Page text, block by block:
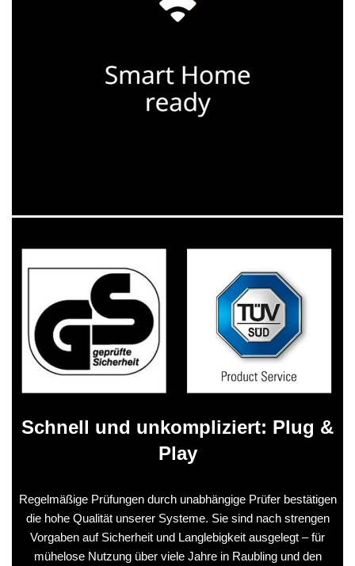
Schnell und unkompliziert: Plug &
Play
Regelmäßige Prüfungen durch unabhängige Prüfer bestätigen
die hohe Qualität unserer Systeme. Sie sind nach strengen
Vorgaben auf Sicherheit und Langlebigkeit ausgelegt – für
mühelose Nutzung über viele Jahre in Raubling und den